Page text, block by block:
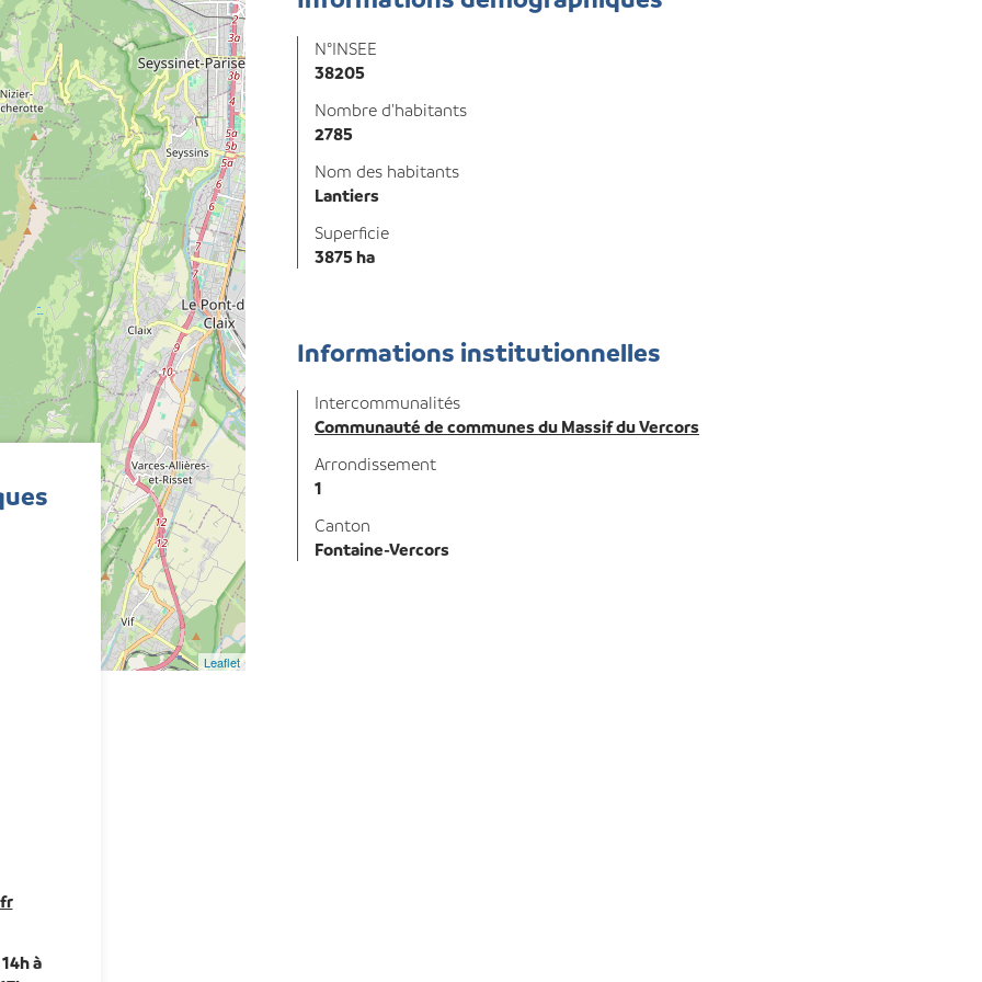
Leaflet
à
N°INSEE
38205
Nombre d'habitants
2785
Nom des habitants
Lantiers
Superficie
3875 ha
Informations institutionnelles
Intercommunalités
Communauté de communes du Massif du Vercors
Arrondissement
1
Canton
Fontaine-Vercors